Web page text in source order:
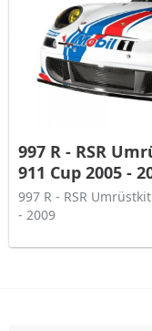
997 R - RSR
911 Cup 2005 -
997 R - RSR
- 2009